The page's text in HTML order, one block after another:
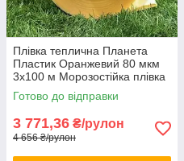
Плівка теплична Планета
Пластик Оранжевий 80 мкм
3х100 м Морозостійка плівка
для теплиць Плівка для
теплиці
Готово до відправки
3 771,36 ₴/рулон
4 656 ₴/рулон